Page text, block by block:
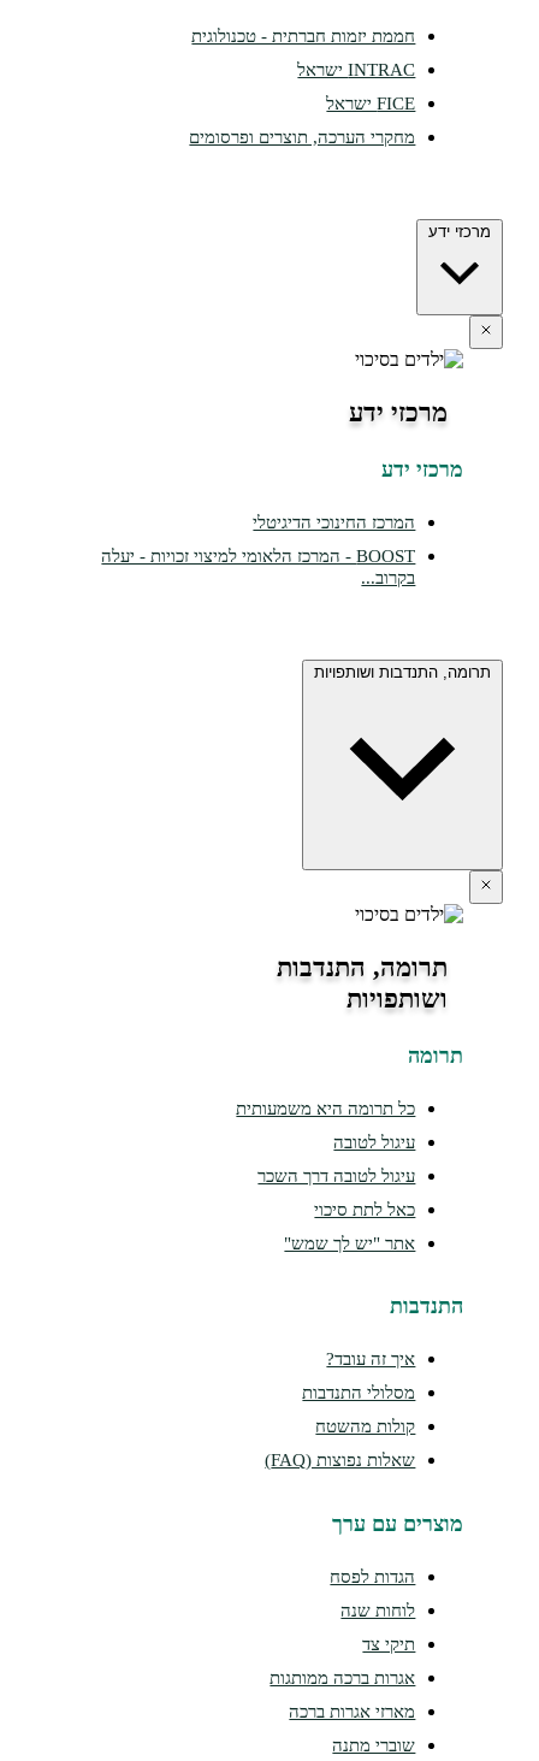
חממת יזמות חברתית - טכנולוגית
INTRAC ישראל
FICE ישראל
מחקרי הערכה, תוצרים ופרסומים
מרכזי ידע
מרכזי ידע
מרכזי ידע
המרכז החינוכי הדיגיטלי
BOOST - המרכז הלאומי למיצוי זכויות - יעלה
בקרוב...
תרומה, התנדבות ושותפויות
תרומה, התנדבות
ושותפויות
תרומה
כל תרומה היא משמעותית
עיגול לטובה
עיגול לטובה דרך השכר
כאל לתת סיכוי
אתר "יש לך שמש"
התנדבות
איך זה עובד?
מסלולי התנדבות
קולות מהשטח
שאלות נפוצות (FAQ)
מוצרים עם ערך
הגדות לפסח
לוחות שנה
תיקי צד
אגרות ברכה ממותגות
מארזי אגרות ברכה
שוברי מתנה